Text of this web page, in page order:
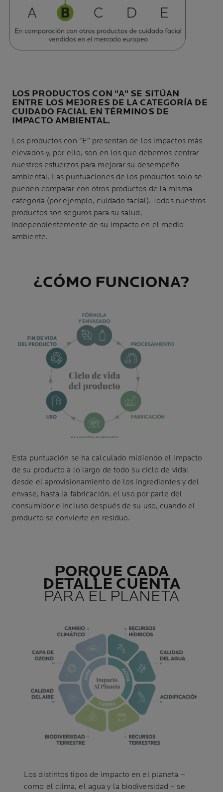
LOS PRODUCTOS CON "A" SE SITÚAN
ENTRE LOS MEJORES DE LA CATEGORÍA DE
CUIDADO FACIAL EN TÉRMINOS DE
IMPACTO AMBIENTAL.
Los productos con “E” presentan de los impactos más
elevados y, por ello, son en los que debemos centrar
nuestros esfuerzos para mejorar su desempeño
ambiental. Las puntuaciones de los productos solo se
pueden comparar con otros productos de la misma
categoría (por ejemplo, cuidado facial). Todos nuestros
productos son seguros para su salud,
independientemente de su impacto en el medio
ambiente.
¿CÓMO FUNCIONA?
Esta puntuación se ha calculado midiendo el impacto
de su producto a lo largo de todo su ciclo de vida:
desde el aprovisionamiento de los ingredientes y del
envase, hasta la fabricación, el uso por parte del
consumidor e incluso después de su uso, cuando el
producto se convierte en residuo.
PORQUE CADA
DETALLE CUENTA
PARA EL PLANETA
Los distintos tipos de impacto en el planeta –
como el clima, el agua y la biodiversidad – se